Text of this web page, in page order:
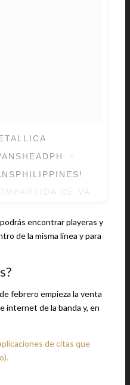
encontrar playeras y
de la misma línea y para
febrero empieza la venta
internet de la banda y, en
de citas que